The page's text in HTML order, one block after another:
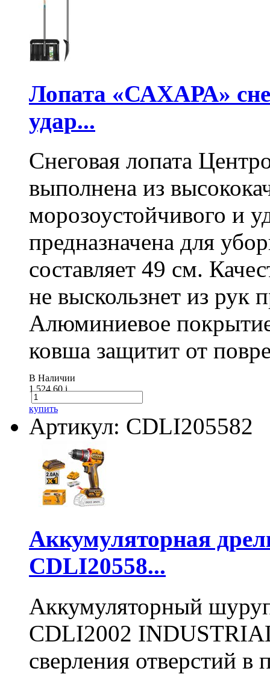
Лопата «САХАРА»
удар...
Снеговая лопата
выполнена из
морозоустойчивого и
предназначена для
составляет 49 см.
не выскользнет из рук
Алюминиевое
ковша защитит от
В Наличии
1 524.60i
купить
Артикул: CDLI205582
Аккумуляторная
CDLI20558...
Аккумуляторный
CDLI2002
сверления отверстий в